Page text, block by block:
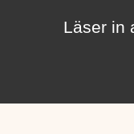
Läser in